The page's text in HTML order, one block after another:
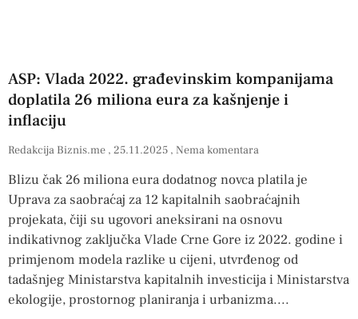
ASP: Vlada 2022. građevinskim kompanijama
doplatila 26 miliona eura za kašnjenje i
inflaciju
Redakcija Biznis.me 25.11.2025 Nema komentara
Blizu čak 26 miliona eura dodatnog novca platila je
Uprava za saobraćaj za 12 kapitalnih saobraćajnih
projekata, čiji su ugovori aneksirani na osnovu
indikativnog zaključka Vlade Crne Gore iz 2022. godine i
primjenom modela razlike u cijeni, utvrđenog od
tadašnjeg Ministarstva kapitalnih investicija i Ministarstva
ekologije, prostornog planiranja i urbanizma.